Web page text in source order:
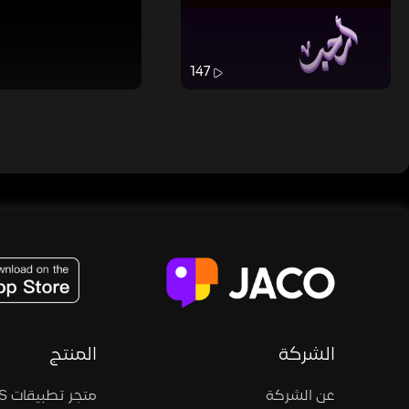
147
الشركة
عن الشركة
المنتج
متجر تطبيقات iOS